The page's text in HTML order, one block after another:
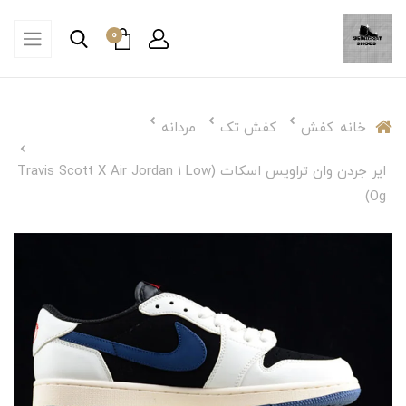
0
خانه کفش کفش تک مردانه
ایر جردن وان تراویس اسکات (Travis Scott X Air Jordan 1 Low
Og)